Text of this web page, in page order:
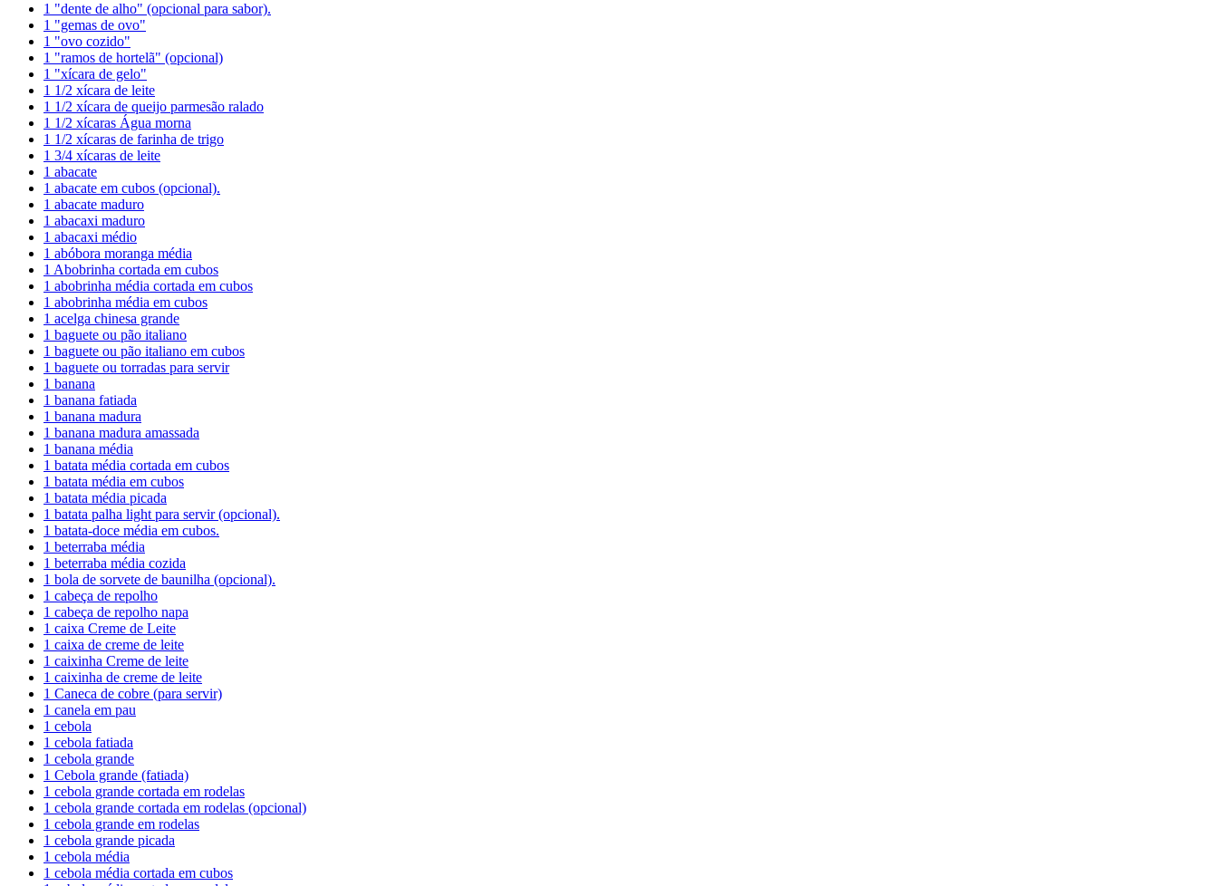
1 "dente de alho" (opcional para sabor).
1 "gemas de ovo"
1 "ovo cozido"
1 "ramos de hortelã" (opcional)
1 "xícara de gelo"
1 1/2 xícara de leite
1 1/2 xícara de queijo parmesão ralado
1 1/2 xícaras Água morna
1 1/2 xícaras de farinha de trigo
1 3/4 xícaras de leite
1 abacate
1 abacate em cubos (opcional).
1 abacate maduro
1 abacaxi maduro
1 abacaxi médio
1 abóbora moranga média
1 Abobrinha cortada em cubos
1 abobrinha média cortada em cubos
1 abobrinha média em cubos
1 acelga chinesa grande
1 baguete ou pão italiano
1 baguete ou pão italiano em cubos
1 baguete ou torradas para servir
1 banana
1 banana fatiada
1 banana madura
1 banana madura amassada
1 banana média
1 batata média cortada em cubos
1 batata média em cubos
1 batata média picada
1 batata palha light para servir (opcional).
1 batata-doce média em cubos.
1 beterraba média
1 beterraba média cozida
1 bola de sorvete de baunilha (opcional).
1 cabeça de repolho
1 cabeça de repolho napa
1 caixa Creme de Leite
1 caixa de creme de leite
1 caixinha Creme de leite
1 caixinha de creme de leite
1 Caneca de cobre (para servir)
1 canela em pau
1 cebola
1 cebola fatiada
1 cebola grande
1 Cebola grande (fatiada)
1 cebola grande cortada em rodelas
1 cebola grande cortada em rodelas (opcional)
1 cebola grande em rodelas
1 cebola grande picada
1 cebola média
1 cebola média cortada em cubos